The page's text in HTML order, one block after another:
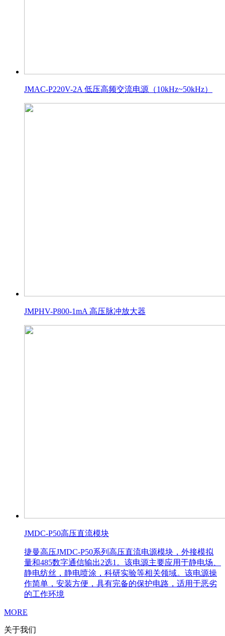
JMAC-P220V-2A 低压高频交流电源（10kHz~50kHz）
JMPHV-P800-1mA 高压脉冲放大器
JMDC-P50高压直流模块
捷曼高压JMDC-P50系列高压直流电源模块，外接模拟
量和485数字通信输出2选1。该电源主要应用于静电场、
静电纺丝，静电喷涂，科研实验等相关领域。该电源操
作简单，安装方便，具有完备的保护电路，适用于恶劣
的工作环境
MORE
关于我们